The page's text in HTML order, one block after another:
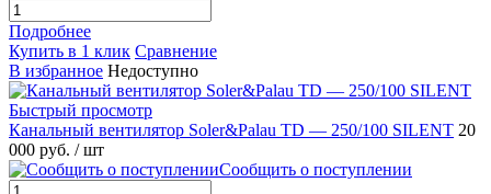
Подробнее
Купить в 1 клик Сравнение
В избранное Недоступно
Быстрый просмотр
Канальный вентилятор Soler&Palau TD — 250/100 SILENT 20
000 руб. / шт
Сообщить о поступлении